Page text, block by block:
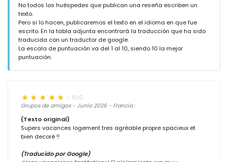
No todos los huéspedes que publican una reseña escriben un
texto.
Pero si lo hacen, publicaremos el texto en el idioma en que fue
escrito. En la tabla adjunta encontrará la traducción que ha sido
traducida con un traductor de google.
La escala de puntuación va del 1 al 10, siendo 10 la mejor
puntuación.
- 10,0
Grupos de amigos - Junio 2026 - Francia :
(Texto original)
Supers vacances logement tres agréable propre spacieux et
bien decoré !!
(Traducido por Google)